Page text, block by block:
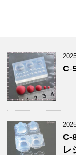
C-
C-
レ